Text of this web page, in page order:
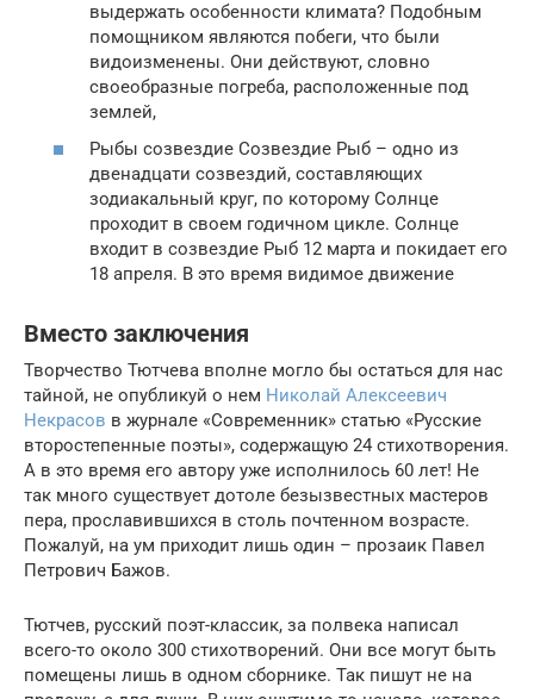
выдержать особенности климата? Подобным
помощником являются побеги, что были
видоизменены. Они действуют, словно
своеобразные погреба, расположенные под
землей,
Рыбы созвездие Созвездие Рыб – одно из
двенадцати созвездий, составляющих
зодиакальный круг, по которому Солнце
проходит в своем годичном цикле. Солнце
входит в созвездие Рыб 12 марта и покидает его
18 апреля. В это время видимое движение
Вместо заключения
Творчество Тютчева вполне могло бы остаться для нас
тайной, не опубликуй о нем Николай Алексеевич
Некрасов в журнале «Современник» статью «Русские
второстепенные поэты», содержащую 24 стихотворения.
А в это время его автору уже исполнилось 60 лет! Не
так много существует дотоле безызвестных мастеров
пера, прославившихся в столь почтенном возрасте.
Пожалуй, на ум приходит лишь один – прозаик Павел
Петрович Бажов.
Тютчев, русский поэт-классик, за полвека написал
всего-то около 300 стихотворений. Они все могут быть
помещены лишь в одном сборнике. Так пишут не на